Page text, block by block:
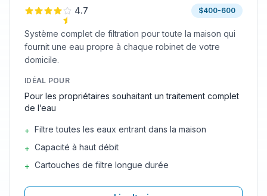
4.7 $400-600
Système complet de filtration pour toute la maison qui
fournit une eau propre à chaque robinet de votre
domicile.
IDÉAL POUR
Pour les propriétaires souhaitant un traitement complet
de l’eau
+ Filtre toutes les eaux entrant dans la maison
+ Capacité à haut débit
+ Cartouches de filtre longue durée